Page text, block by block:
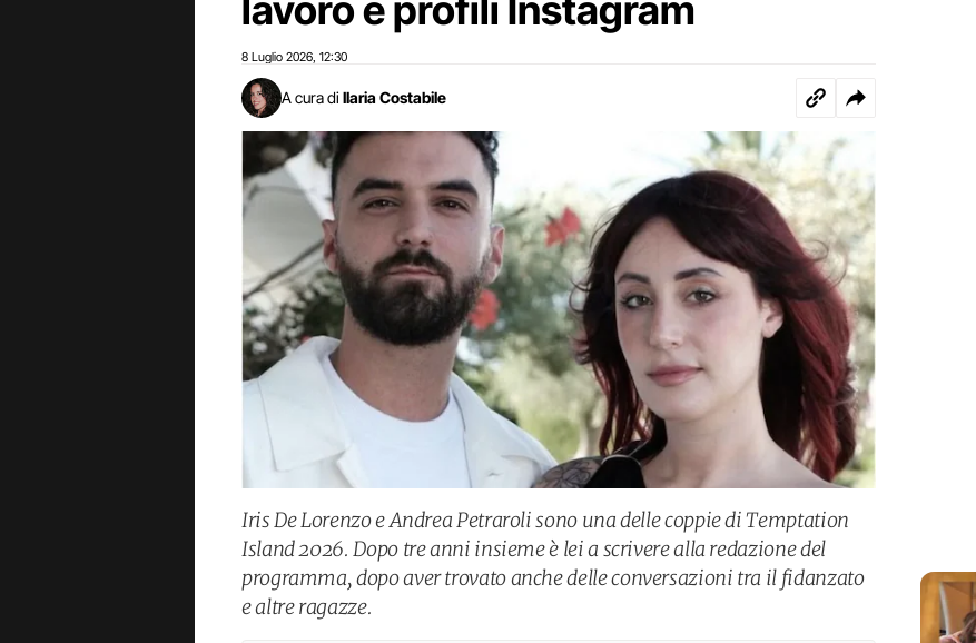
lavoro e profili Instagram
8 Luglio 2026 12:30
A cura di Ilaria Costabile
Iris De Lorenzo e Andrea Petraroli sono una delle coppie di Temptation
Island 2026. Dopo tre anni insieme è lei a scrivere alla redazione del
programma, dopo aver trovato anche delle conversazioni tra il fidanzato
e altre ragazze.